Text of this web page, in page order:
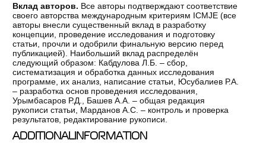
Вклад авторов. Все авторы подтверждают соответствие
своего авторства международным критериям ICMJE (все
авторы внесли существенный вклад в разработку
концепции, проведение исследования и подготовку
статьи, прочли и одобрили финальную версию перед
публикацией). Наибольший вклад распределён
следующий образом: Кабдулова Л.Б. – сбор,
систематизация и обработка данных исследования
программе, их анализ, написание статьи, Юсубалиев Р.А.
– разработка основ проведения исследования,
Урымбасаров Р.Д., Башев А.А. – общая редакция
рукописи статьи, Марданов А.С. – контроль и проверка
результатов, редактирование рукописи.
ADDITIONALINFORMATION